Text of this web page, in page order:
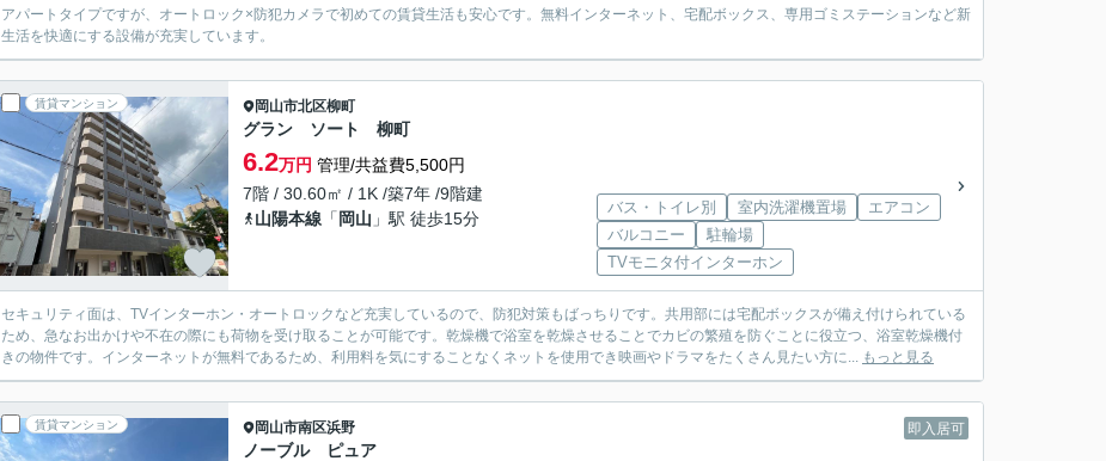
アパートタイプですが、オートロック×防犯カメラで初めての賃貸生活も安心です。無料インターネット、宅配ボックス、専用ゴミステーションなど新
生活を快適にする設備が充実しています。
賃貸マンション 岡山市北区柳町
グラン ソート 柳町
6.2万円 管理/共益費5,500円
7階 / 30.60㎡ / 1K /築7年 /9階建
山陽本線 「 岡山 」駅 徒歩15分
バス・トイレ別 室内洗濯機置場
エアコン
バルコニー
駐輪場
TVモニタ付インターホン
セキュリティ面は、TVインターホン・オートロックなど充実しているので、防犯対策もばっちりです。共用部には宅配ボックスが備え付けられている
ため、急なお出かけや不在の際にも荷物を受け取ることが可能です。乾燥機で浴室を乾燥させることでカビの繁殖を防ぐことに役立つ、浴室乾燥機付
きの物件です。インターネットが無料であるため、利用料を気にすることなくネットを使用でき映画やドラマをたくさん見たい方に... もっと見る
賃貸マンション 即入居可
岡山市南区浜野
ノーブル ピュア